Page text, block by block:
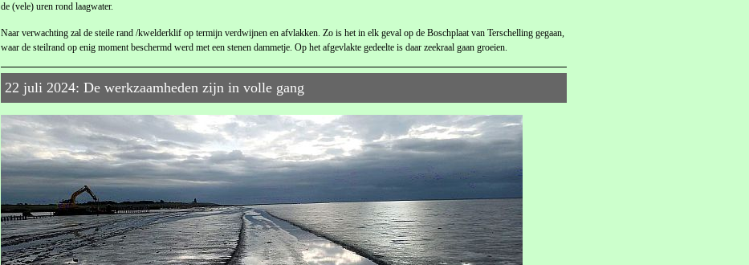
de (vele) uren rond laagwater.
Naar verwachting zal de steile rand /kwelderklif op termijn verdwijnen en afvlakken. Zo is het in elk geval op de Boschplaat van Terschelling gegaan,
waar de steilrand op enig moment beschermd werd met een stenen dammetje. Op het afgevlakte gedeelte is daar zeekraal gaan groeien.
22 juli 2024: De werkzaamheden zijn in volle gang